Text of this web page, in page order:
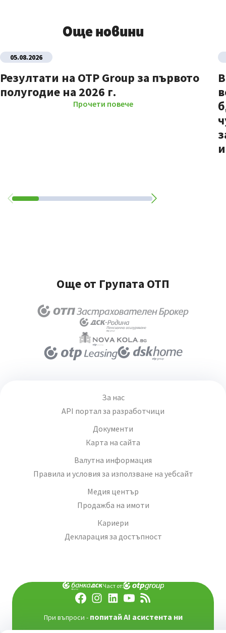
Още новини
05.08.2026
Резултати на OTP Group за първото
полугодие на 2026 г.
Прочети повече
Още от Групата ОТП
За нас
API портал за разработчици
Документи
Карта на сайта
Валутна информация
Правила и условия за използване на уебсайт
Медия център
Продажба на имоти
Кариери
Декларация за достъпност
Част от:
При въпроси - попитай AI асистента ни